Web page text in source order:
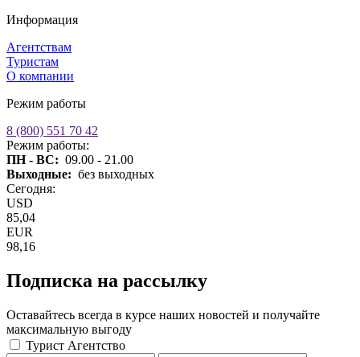
Информация
Агентствам
Туристам
О компании
Режим работы
8 (800) 551 70 42
Режим работы:
ПН - ВС: 09.00 - 21.00
Выходные: без выходных
Сегодня:
USD
85,04
EUR
98,16
Подписка на рассылку
Оставайтесь всегда в курсе наших новостей и получайте
максимальную выгоду
Турист Агентство